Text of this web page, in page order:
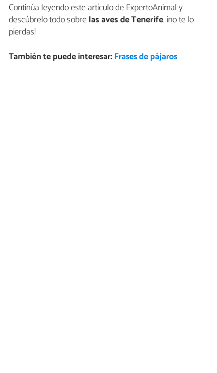
Continúa leyendo este artículo de ExpertoAnimal y
descúbrelo todo sobrelas aves de Tenerife, ¡no te lo
pierdas!
También te puede interesar: Frases de pájaros